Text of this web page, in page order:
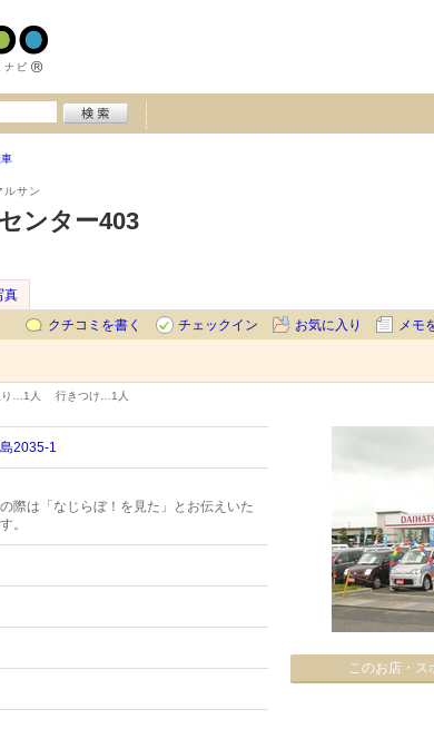
ルサン
ンター403
真
クチコミを書く
チェックイン お気に入り メモ
… 1人 行きつけ… 1人
2035-1
際は「なじらぼ！を見た」とお伝えいた
。
このお店・ス